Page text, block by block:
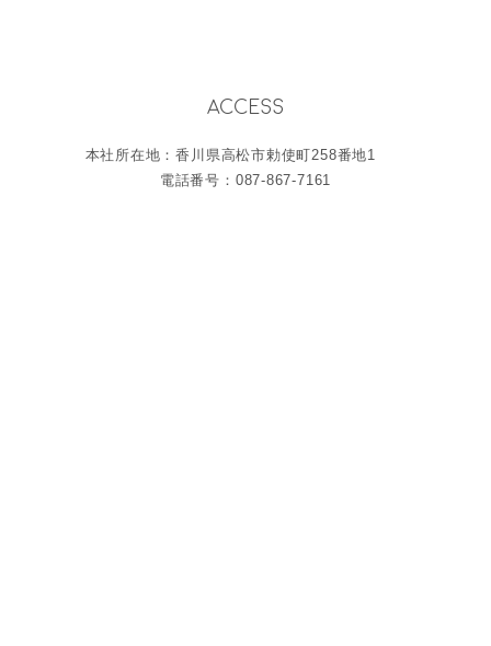
ACCESS
本社所在地：香川県高松市勅使町258番地1
電話番号：087-867-7161